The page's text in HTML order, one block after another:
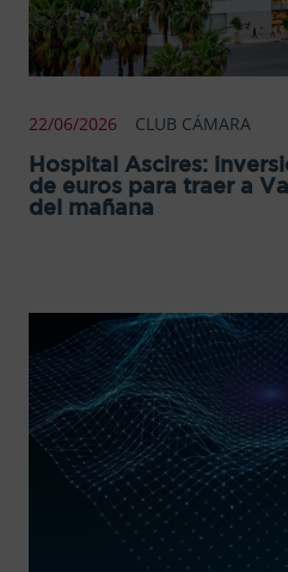
22/06/2026 CLUB CÁMARA
Hospital Ascires:
de euros para traer a
del mañana